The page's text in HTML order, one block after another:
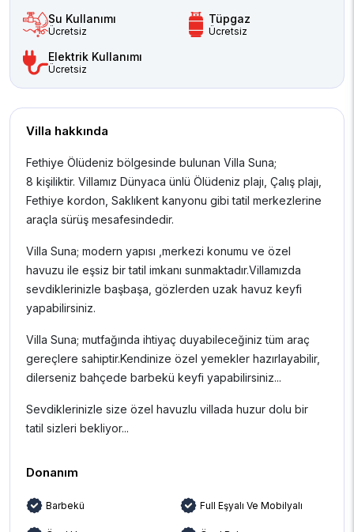
Su Kullanımı
Ücretsiz
Tüpgaz
Ücretsiz
Elektrik Kullanımı
Ücretsiz
Villa hakkında
Fethiye Ölüdeniz bölgesinde bulunan Villa Suna;
8 kişiliktir. Villamız Dünyaca ünlü Ölüdeniz plajı, Çalış plajı,
Fethiye kordon, Saklıkent kanyonu gibi tatil merkezlerine
araçla sürüş mesafesindedir.
Villa Suna; modern yapısı ,merkezi konumu ve özel
havuzu ile eşsiz bir tatil imkanı sunmaktadır.Villamızda
sevdiklerinizle başbaşa, gözlerden uzak havuz keyfi
yapabilirsiniz.
Villa Suna; mutfağında ihtiyaç duyabileceğiniz tüm araç
gereçlere sahiptir.Kendinize özel yemekler hazırlayabilir,
dilerseniz bahçede barbekü keyfi yapabilirsiniz...
Sevdiklerinizle size özel havuzlu villada huzur dolu bir
tatil sizleri bekliyor...
Donanım
Barbekü Full Eşyalı Ve Mobilyalı